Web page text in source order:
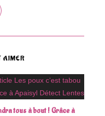
AIMER
tous à bout ! Grâce à